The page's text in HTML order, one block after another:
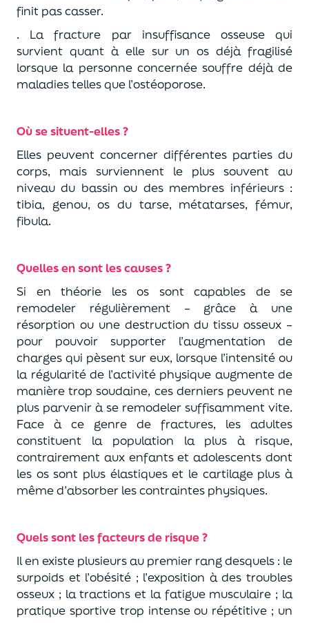
finit pas casser.
. La fracture par insuffisance osseuse qui
survient quant à elle sur un os déjà fragilisé
lorsque la personne concernée souffre déjà de
maladies telles que l’ostéoporose.
Où se situent-elles ?
Elles peuvent concerner différentes parties du
corps, mais surviennent le plus souvent au
niveau du bassin ou des membres inférieurs :
tibia, genou, os du tarse, métatarses, fémur,
fibula.
Quelles en sont les causes ?
Si en théorie les os sont capables de se
remodeler régulièrement – grâce à une
résorption ou une destruction du tissu osseux –
pour pouvoir supporter l’augmentation de
charges qui pèsent sur eux, lorsque l’intensité ou
la régularité de l’activité physique augmente de
manière trop soudaine, ces derniers peuvent ne
plus parvenir à se remodeler suffisamment vite.
Face à ce genre de fractures, les adultes
constituent la population la plus à risque,
contrairement aux enfants et adolescents dont
les os sont plus élastiques et le cartilage plus à
même d’absorber les contraintes physiques.
Quels sont les facteurs de risque ?
Il en existe plusieurs au premier rang desquels : le
surpoids et l’obésité ; l’exposition à des troubles
osseux ; la tractions et la fatigue musculaire ; la
pratique sportive trop intense ou répétitive ; un